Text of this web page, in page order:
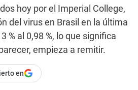
hoy por el Imperial College,
del virus en Brasil en la última
% al 0,98 %, lo que significa
empieza a remitir.
en